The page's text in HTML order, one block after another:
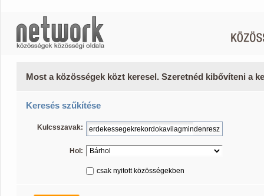
Most a közösségek közt keresel. Szeretnéd kibővíteni a
Keresés szűkítése
Kulcsszavak:
Hol:
csak nyitott közösségekben